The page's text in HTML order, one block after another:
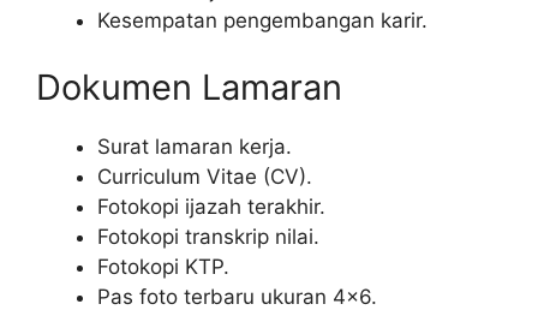
Kesempatan pengembangan karir.
Dokumen Lamaran
Surat lamaran kerja.
Curriculum Vitae (CV).
Fotokopi ijazah terakhir.
Fotokopi transkrip nilai.
Fotokopi KTP.
Pas foto terbaru ukuran 4×6.